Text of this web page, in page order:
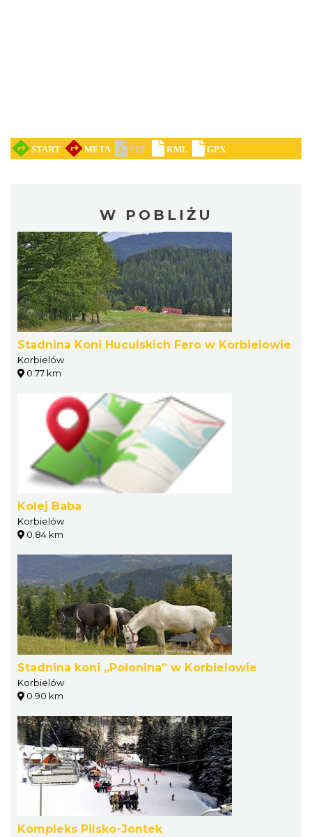
W POBLIŻU
Stadnina Koni Huculskich Fero w Korbielowie
Korbielów
0.77 km
Kolej Baba
Korbielów
0.84 km
Stadnina koni „Połonina” w Korbielowie
Korbielów
0.90 km
Kompleks Pilsko-Jontek